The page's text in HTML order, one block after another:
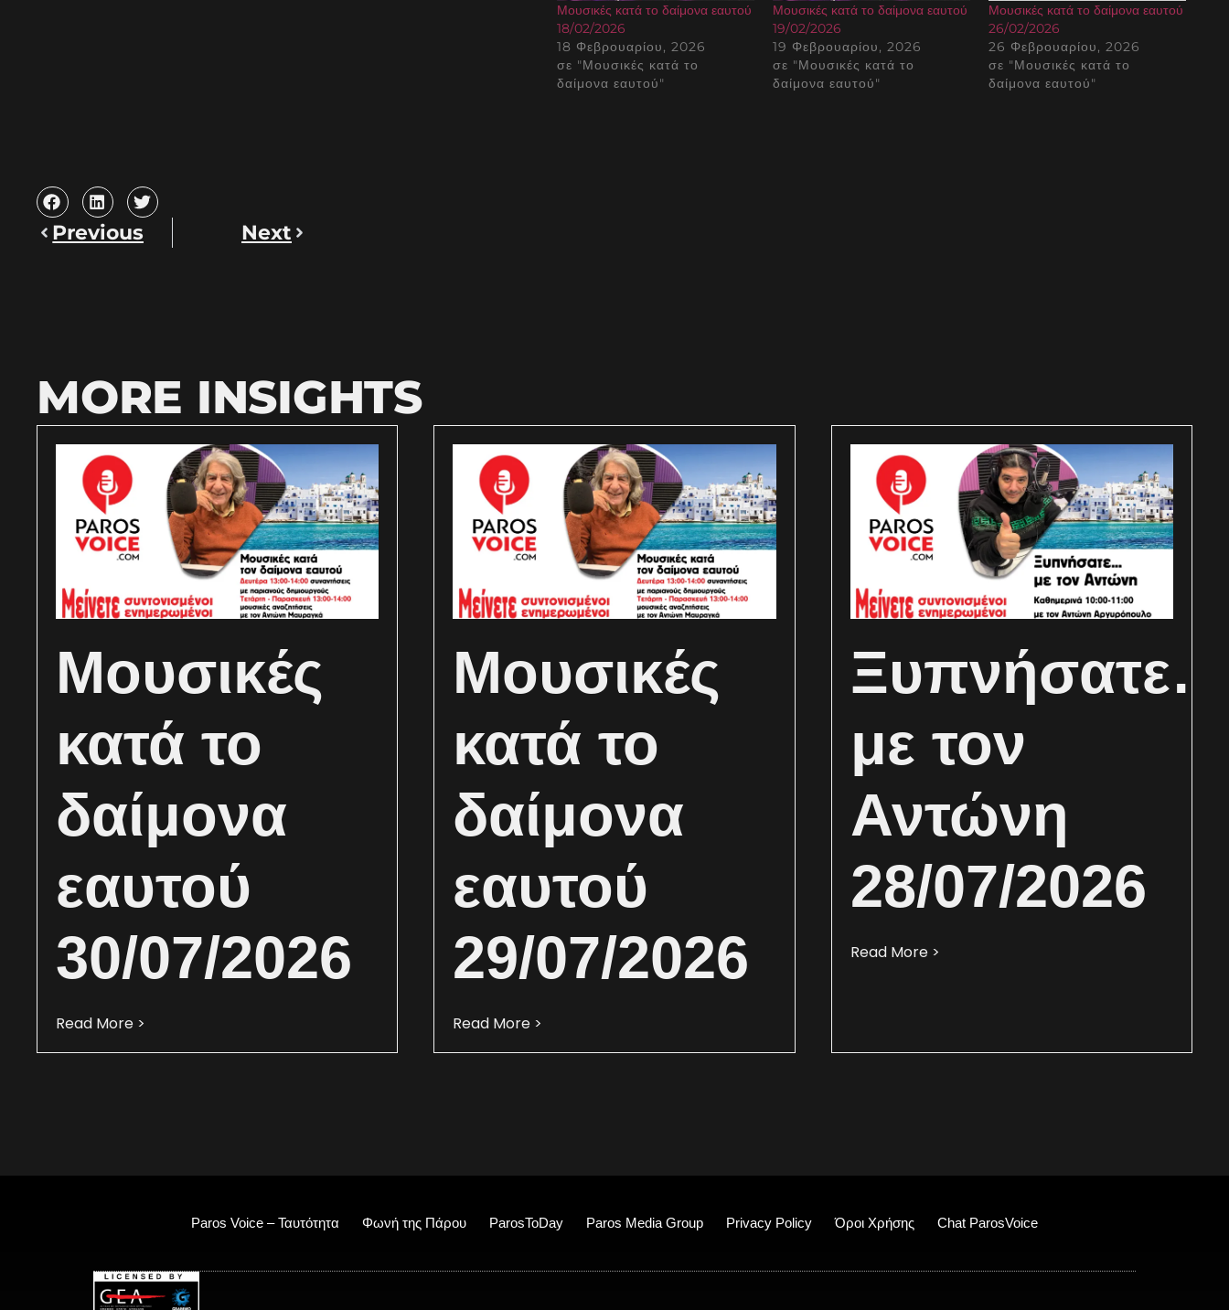
Μουσικές κατά το δαίμονα εαυτού
18/02/2026
18 Φεβρουαρίου, 2026
σε "Μουσικές κατά το
δαίμονα εαυτού"
Μουσικές κατά το δαίμονα εαυτού
19/02/2026
19 Φεβρουαρίου, 2026
σε "Μουσικές κατά το
δαίμονα εαυτού"
Μουσικές κατά το δαίμονα εαυτού
26/02/2026
26 Φεβρουαρίου, 2026
σε "Μουσικές κατά το
δαίμονα εαυτού"
Previous Next
MORE INSIGHTS
Μουσικές
κατά το
δαίμονα
εαυτού
30/07/2026
Read More >
Μουσικές
κατά το
δαίμονα
εαυτού
29/07/2026
Read More >
Ξυπνήσατε…
με τον
Αντώνη
28/07/2026
Read More >
Paros Voice – Ταυτότητα Φωνή της Πάρου ParosToDay Paros Media Group Privacy Policy Όροι Χρήσης Chat ParosVoice